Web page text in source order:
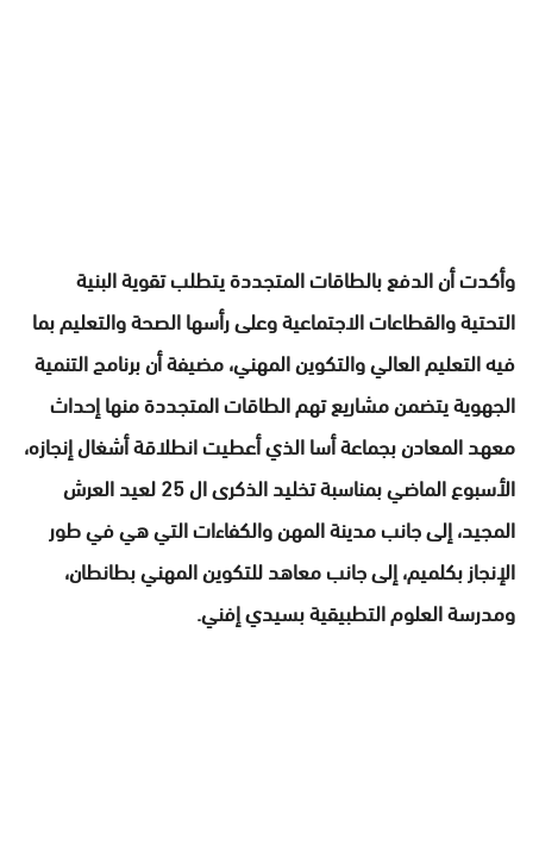
وأكدت أن الدفع بالطاقات المتجددة يتطلب تقوية البنية
التحتية والقطاعات الاجتماعية وعلى رأسها الصحة والتعليم بما
فيه التعليم العالي والتكوين المهني، مضيفة أن برنامج التنمية
الجهوية يتضمن مشاريع تهم الطاقات المتجددة منها إحداث
معهد المعادن بجماعة أسا الذي أعطيت انطلاقة أشغال إنجازه،
الأسبوع الماضي بمناسبة تخليد الذكرى ال 25 لعيد العرش
المجيد، إلى جانب مدينة المهن والكفاءات التي هي في طور
الإنجاز بكلميم، إلى جانب معاهد للتكوين المهني بطانطان،
ومدرسة العلوم التطبيقية بسيدي إفني.